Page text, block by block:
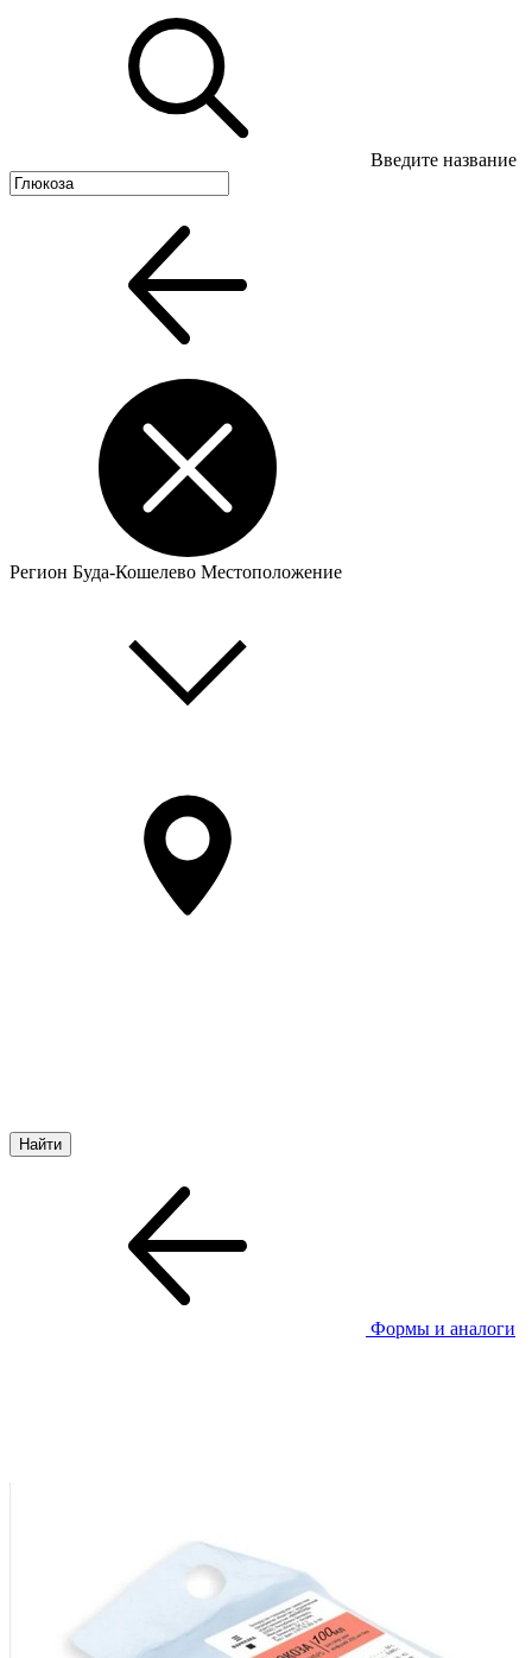
Введите название
Регион Буда-Кошелево Местоположение
Формы и аналоги